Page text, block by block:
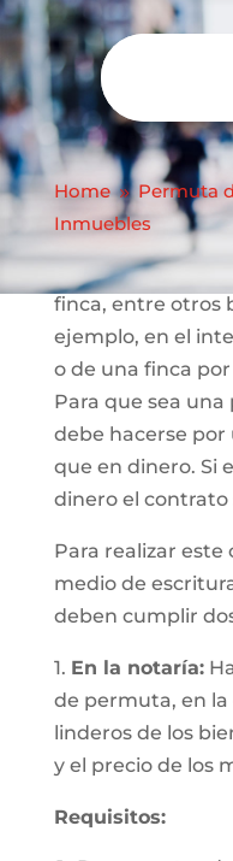
Abrir barra de
Home 9 Permuta
Inmuebles
Permuta
Es uno de los
persona se
vivienda, lote sin
finca, entre otros
ejemplo, en el
o de una finca por
Para que sea
debe hacerse por
que en dinero. Si
dinero el contrato
Para realizar
medio de
deben cumplir
1. En la notaría:
de permuta, en la
linderos de los
y el precio de los
Requisitos: